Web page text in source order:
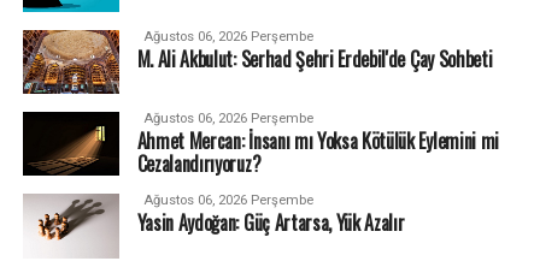
Ağustos 06, 2026 Perşembe
M. Ali Akbulut: Serhad Şehri Erdebil'de Çay Sohbeti
Ağustos 06, 2026 Perşembe
Ahmet Mercan: İnsanı mı Yoksa Kötülük Eylemini mi
Cezalandırıyoruz?
Ağustos 06, 2026 Perşembe
Yasin Aydoğan: Güç Artarsa, Yük Azalır